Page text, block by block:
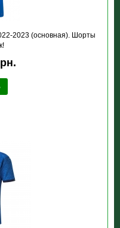
2023 (основная). Шорты